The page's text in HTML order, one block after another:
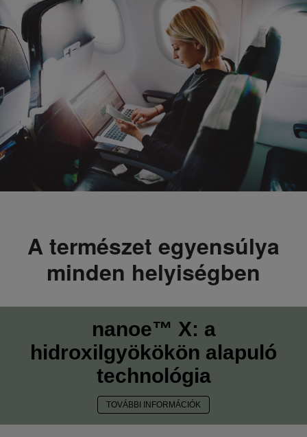
A természet egyensúlya
minden helyiségben
nanoe™ X: a
hidroxilgyökökön alapuló
technológia
TOVÁBBI INFORMÁCIÓK